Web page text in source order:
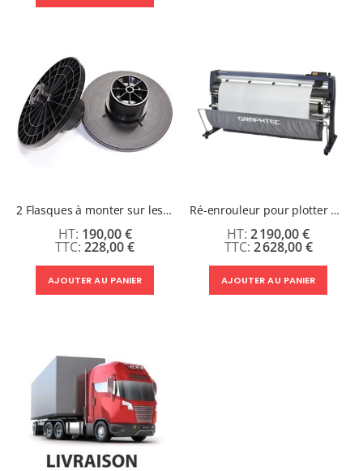
2 Flasques à monter sur les rouleaux pour plotter FC9000
228,00 €
190,00 €
AJOUTER AU PANIER
Ré-enrouleur pour plotter Graphtec FC9000-140 ou FC9000-160.
2 628,00 €
2 190,00 €
AJOUTER AU PANIER